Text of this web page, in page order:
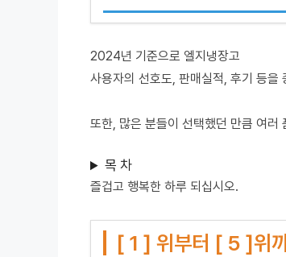
2024년 기준으로 엘지냉장고
사용자의 선호도, 판매실적, 후기 등을
또한, 많은 분들이 선택했던 만큼 여러
목 차
즐겁고 행복한 하루 되십시오.
[ 1 ] 위부터 [ 5 ]위